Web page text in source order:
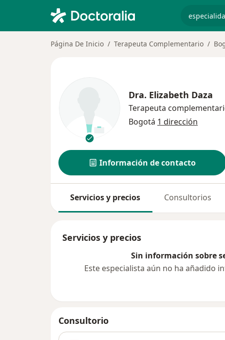
Página De Inicio Terapeuta Complementario
Dra. Elizabeth Daza
Terapeuta
Bogotá 1 dirección
Información de contacto
Servicios y precios Consultorios
Servicios y precios
Sin información sobre
Este especialista aún no ha añadido
Consultorio